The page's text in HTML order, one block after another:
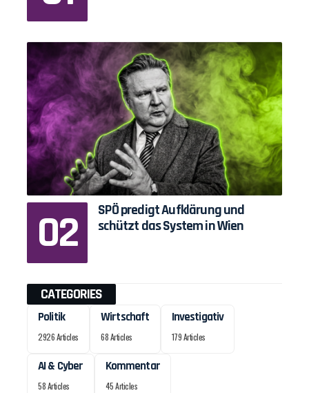
SPÖ predigt Aufklärung und
schützt das System in Wien
CATEGORIES
Politik
2926 Articles
Wirtschaft
68 Articles
Investigativ
179 Articles
AI & Cyber
58 Articles
Kommentar
45 Articles